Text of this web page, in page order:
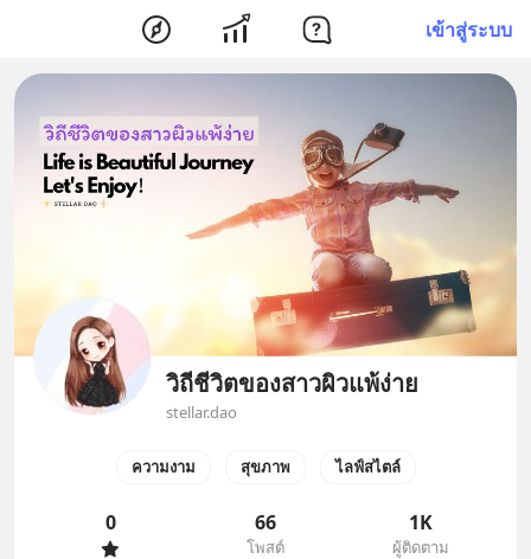
เข้าสู่ระบบ
วิถีชีวิตของสาวผิวแพ้ง่าย
stellar.dao
ความงาม สุขภาพ ไลฟ์สไตล์
0 66
โพสต์
1K
ผู้ติดตาม